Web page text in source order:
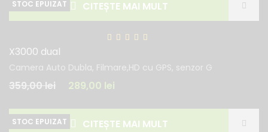
CITEȘTE MAI MULT
X3000 dual
Camera Auto Dubla, Filmare,HD cu GPS, senzor G
359,00lei 289,00 lei
CITEȘTE MAI MULT